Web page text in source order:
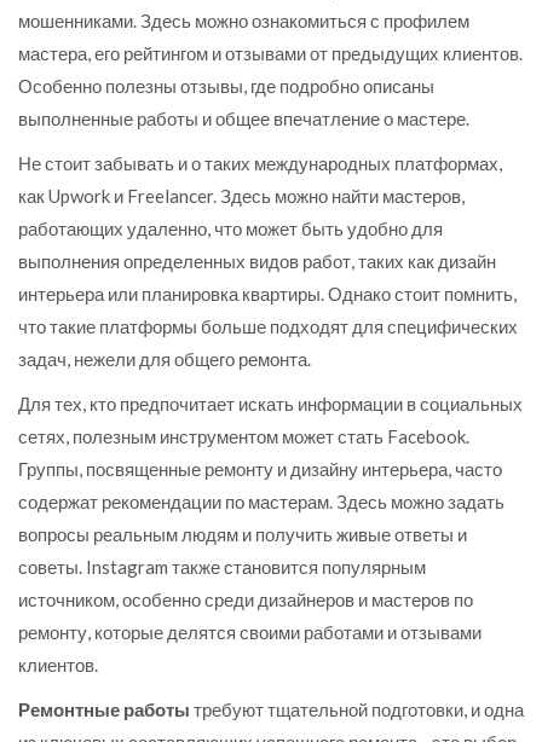
мошенниками. Здесь можно ознакомиться с профилем
мастера, его рейтингом и отзывами от предыдущих клиентов.
Особенно полезны отзывы, где подробно описаны
выполненные работы и общее впечатление о мастере.
Не стоит забывать и о таких международных платформах,
как Upwork и Freelancer. Здесь можно найти мастеров,
работающих удаленно, что может быть удобно для
выполнения определенных видов работ, таких как дизайн
интерьера или планировка квартиры. Однако стоит помнить,
что такие платформы больше подходят для специфических
задач, нежели для общего ремонта.
Для тех, кто предпочитает искать информации в социальных
сетях, полезным инструментом может стать Facebook.
Группы, посвященные ремонту и дизайну интерьера, часто
содержат рекомендации по мастерам. Здесь можно задать
вопросы реальным людям и получить живые ответы и
советы. Instagram также становится популярным
источником, особенно среди дизайнеров и мастеров по
ремонту, которые делятся своими работами и отзывами
клиентов.
Ремонтные работы требуют тщательной подготовки, и одна